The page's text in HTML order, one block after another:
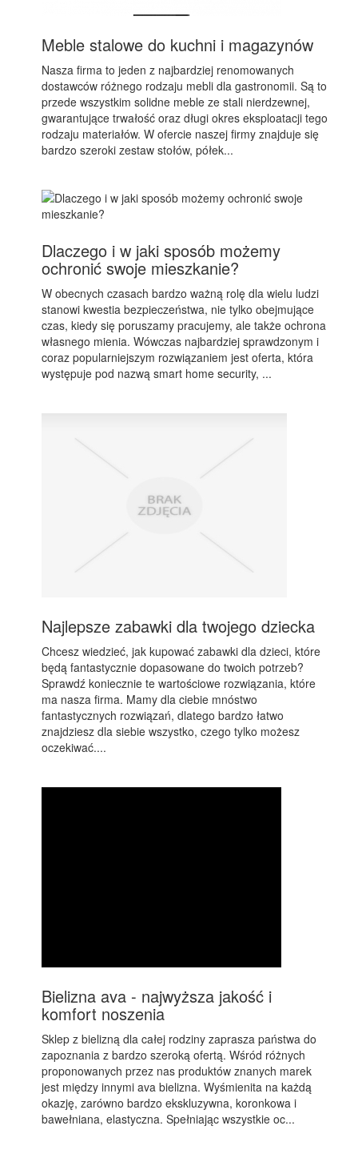
Meble stalowe do kuchni i magazynów
Nasza firma to jeden z najbardziej renomowanych
dostawców różnego rodzaju mebli dla gastronomii. Są to
przede wszystkim solidne meble ze stali nierdzewnej,
gwarantujące trwałość oraz długi okres eksploatacji tego
rodzaju materiałów. W ofercie naszej firmy znajduje się
bardzo szeroki zestaw stołów, półek...
Dlaczego i w jaki sposób możemy
ochronić swoje mieszkanie?
W obecnych czasach bardzo ważną rolę dla wielu ludzi
stanowi kwestia bezpieczeństwa, nie tylko obejmujące
czas, kiedy się poruszamy pracujemy, ale także ochrona
własnego mienia. Wówczas najbardziej sprawdzonym i
coraz popularniejszym rozwiązaniem jest oferta, która
występuje pod nazwą smart home security, ...
Najlepsze zabawki dla twojego dziecka
Chcesz wiedzieć, jak kupować zabawki dla dzieci, które
będą fantastycznie dopasowane do twoich potrzeb?
Sprawdź koniecznie te wartościowe rozwiązania, które
ma nasza firma. Mamy dla ciebie mnóstwo
fantastycznych rozwiązań, dlatego bardzo łatwo
znajdziesz dla siebie wszystko, czego tylko możesz
oczekiwać....
Bielizna ava - najwyższa jakość i
komfort noszenia
Sklep z bielizną dla całej rodziny zaprasza państwa do
zapoznania z bardzo szeroką ofertą. Wśród różnych
proponowanych przez nas produktów znanych marek
jest między innymi ava bielizna. Wyśmienita na każdą
okazję, zarówno bardzo ekskluzywna, koronkowa i
bawełniana, elastyczna. Spełniając wszystkie oc...